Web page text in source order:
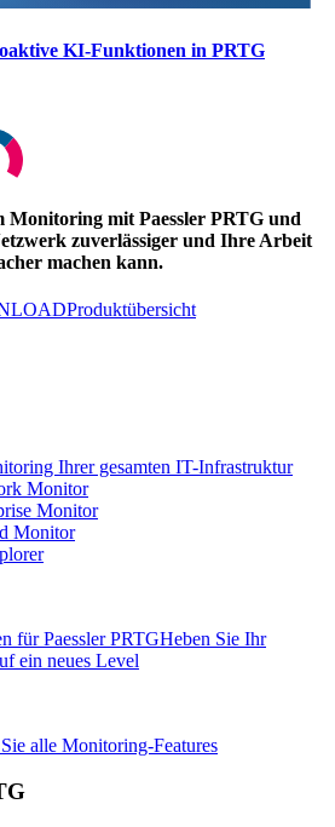
KI-Funktionen in PRTG
Monitoring mit Paessler PRTG und
zuverlässiger und Ihre Arbeit
machen kann.
Produktübersicht
Ihrer gesamten IT-Infrastruktur
Monitor
Monitor
Monitor
für Paessler PRTGHeben Sie Ihr
ein neues Level
alle Monitoring-Features